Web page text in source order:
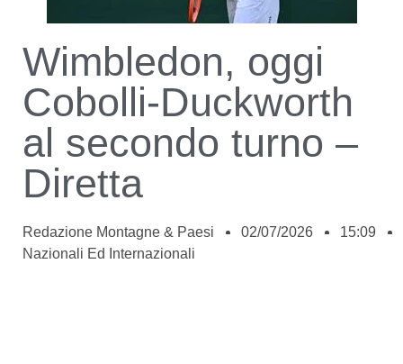
Wimbledon, oggi
Cobolli-Duckworth
al secondo turno –
Diretta
Redazione Montagne & Paesi 02/07/2026
15:09
Nazionali Ed Internazionali